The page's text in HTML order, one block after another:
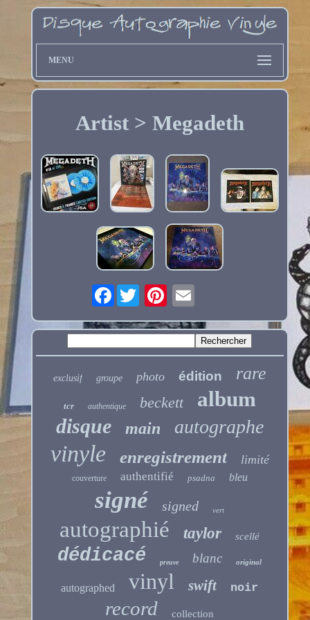
MENU
Artist > Megadeth
Facebook
exclusif groupe photo édition rare
tcr authentique beckett album
disque main autographe
vinyle enregistrement limité
couverture authentifié psadna bleu
signé signed vert
autographié taylor scellé
dédicacé preuve blanc original
autographed vinyl swift noir
record collection